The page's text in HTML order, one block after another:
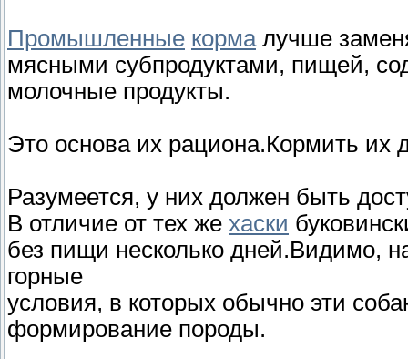
Промышленные кормалучше
мясными субпродуктами, пищей,
молочные продукты.
Это основа их рациона.Кормить их
Разумеется, у них должен быть
В отличие от тех же хаски
без пищи несколько дней.Видимо,
горные
условия, в которых обычно эти
формирование породы.